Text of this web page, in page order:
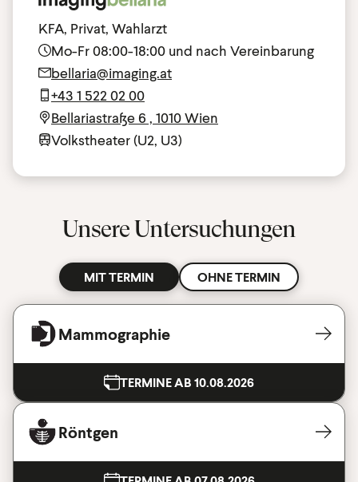
KFA, Privat, Wahlarzt
Mo-Fr 08:00-18:00 und nach Vereinbarung
bellaria@imaging.at
+43 1 522 02 00
Bellariastraße 6 , 1010 Wien
Volkstheater (U2, U3)
Unsere Untersuchungen
MIT TERMIN OHNE TERMIN
Mammographie
TERMINE AB 10.08.2026
Röntgen